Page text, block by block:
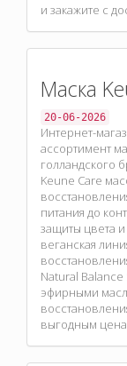
и закажите с
Маска
20-06-2026
Интернет-
ассортимент
голландского
Keune Care
питания до
защиты цвета
веганская
Natural
эфирными
выгодным